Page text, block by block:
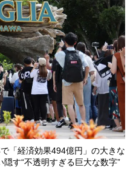
「経済効果494億円」の大きな
す“不透明すぎる巨大な数字”